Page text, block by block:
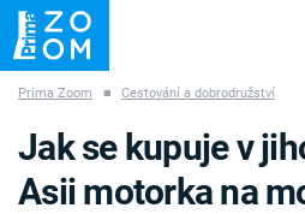
ZÁHADY VETŘELCI DÁVNOVĚKU
Prima Zoom ■ Cestování a dobrodružství
Jak se kupuje v
Asii motorka na